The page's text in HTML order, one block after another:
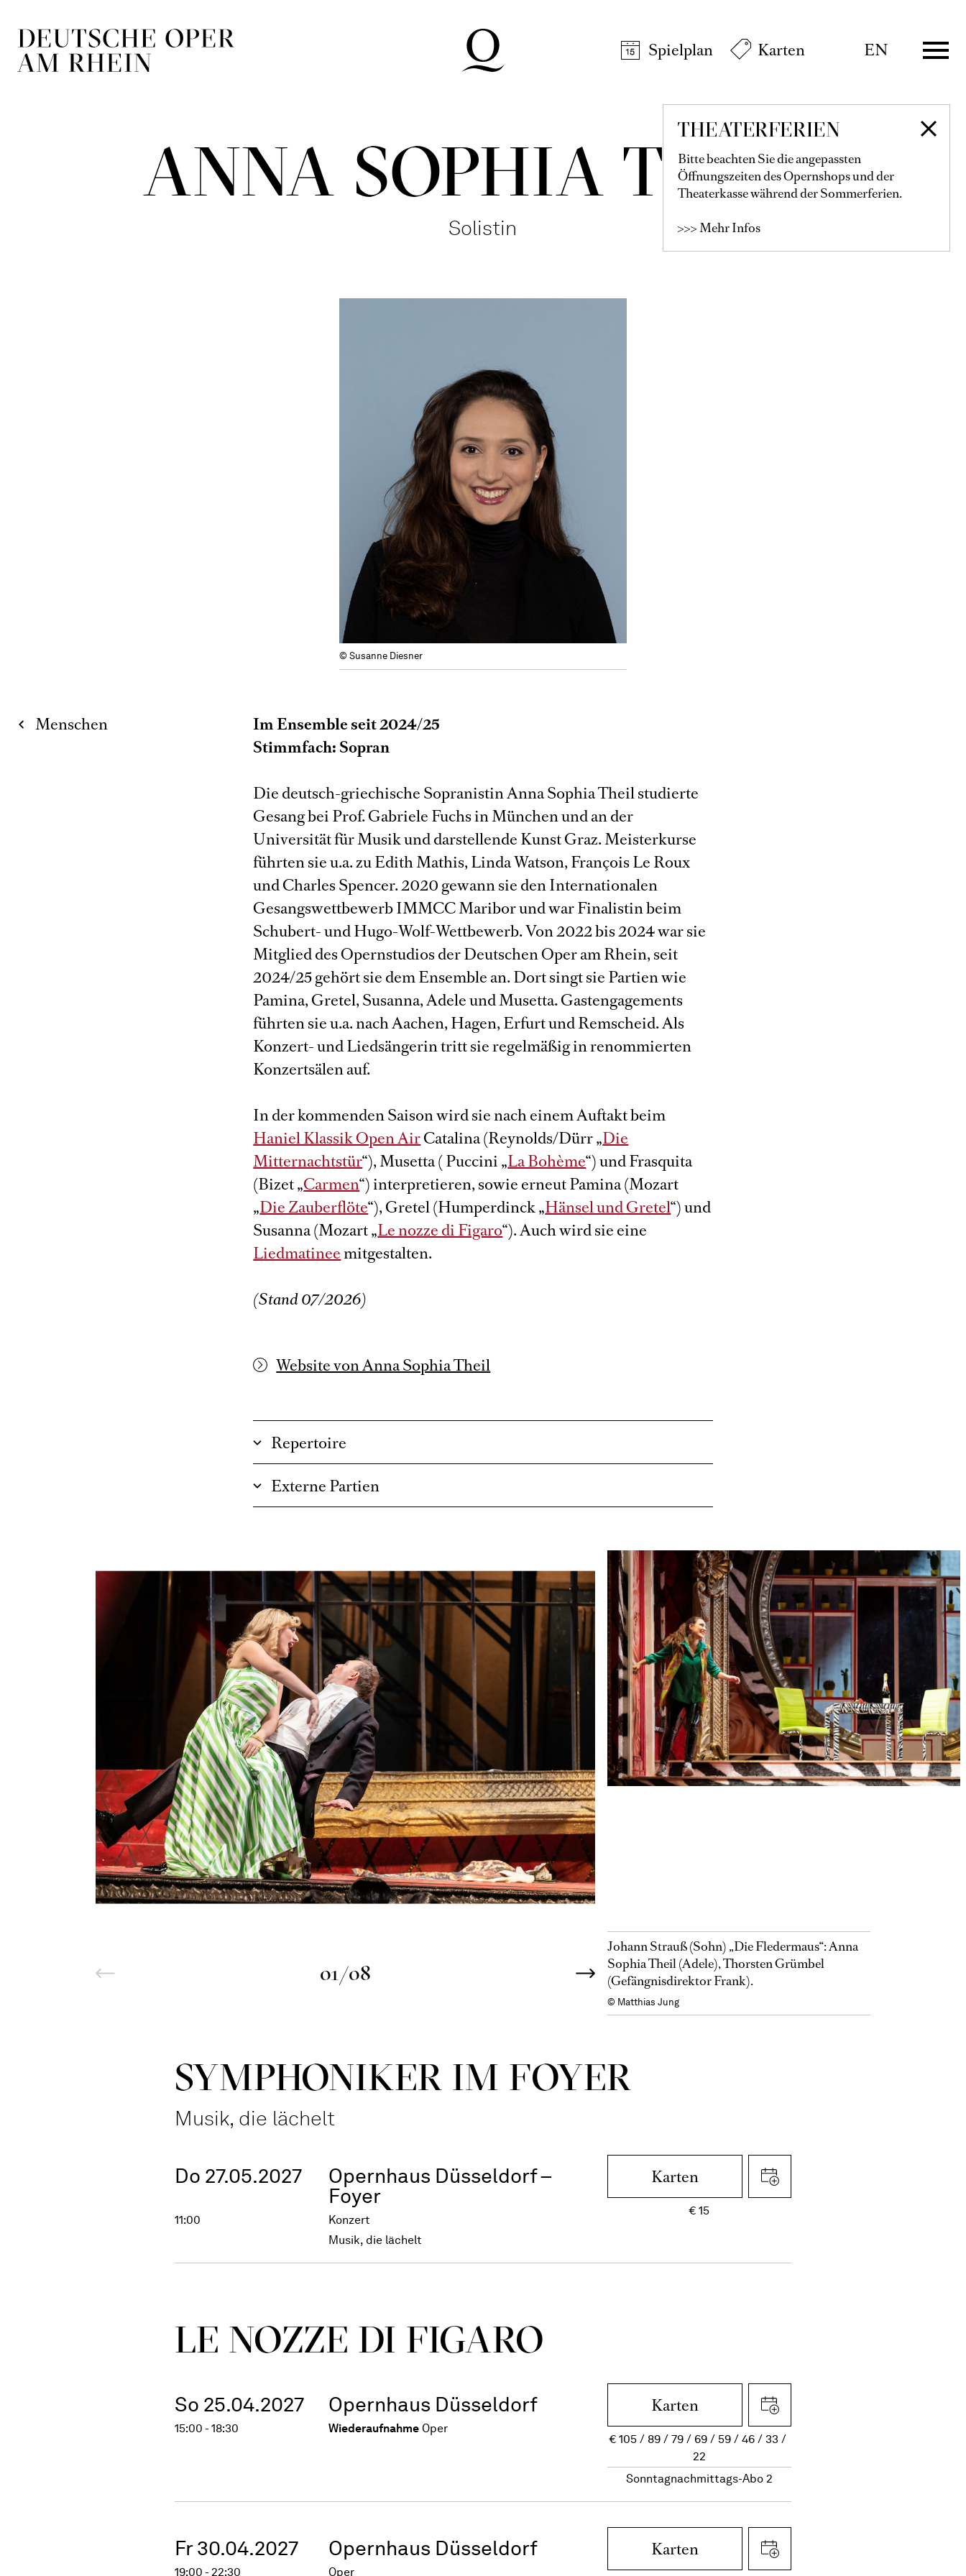
Spielplan
Karten EN
THEATERFERIEN
Bitte beachten Sie die angepassten
Öffnungszeiten des Opernshops und der
Theaterkasse während der Sommerferien.
>>> Mehr Infos
ANNA SOPHIA THEIL
Solistin
© Susanne Diesner
Menschen
Im Ensemble seit 2024/25
Stimmfach: Sopran
Die deutsch-griechische Sopranistin Anna Sophia Theil studierte
Gesang bei Prof. Gabriele Fuchs in München und an der
Universität für Musik und darstellende Kunst Graz. Meisterkurse
führten sie u.a. zu Edith Mathis, Linda Watson, François Le Roux
und Charles Spencer. 2020 gewann sie den Internationalen
Gesangswettbewerb IMMCC Maribor und war Finalistin beim
Schubert- und Hugo-Wolf-Wettbewerb. Von 2022 bis 2024 war sie
Mitglied des Opernstudios der Deutschen Oper am Rhein, seit
2024/25 gehört sie dem Ensemble an. Dort singt sie Partien wie
Pamina, Gretel, Susanna, Adele und Musetta. Gastengagements
führten sie u.a. nach Aachen, Hagen, Erfurt und Remscheid. Als
Konzert- und Liedsängerin tritt sie regelmäßig in renommierten
Konzertsälen auf.
In der kommenden Saison wird sie nach einem Auftakt beim
Haniel Klassik Open AirCatalina (Reynolds/Dürr „Die
Mitternachtstür“), Musetta ( Puccini „La Bohème“) und Frasquita
(Bizet „Carmen“) interpretieren, sowie erneut Pamina (Mozart
„Die Zauberflöte“), Gretel (Humperdinck „Hänsel und Gretel“) und
Susanna (Mozart „Le nozze di Figaro“). Auch wird sie eine
Liedmatineemitgestalten.
(Stand 07/2026)
Website von Anna Sophia Theil
Repertoire
Externe Partien
01/08
Johann Strauß (Sohn) „Die Fledermaus“: Anna
Sophia Theil (Adele), Thorsten Grümbel
(Gefängnisdirektor Frank).
© Matthias Jung
SYMPHONIKER IM FOYER
Musik, die lächelt
Do 27.05.2027
Opernhaus Düsseldorf –
Foyer
11:00
Konzert
Musik, die lächelt
Karten
€15
LE NOZZE DI FIGARO
So 25.04.2027 Opernhaus Düsseldorf
15:00 - 18:30 Wiederaufnahme Oper
Karten
€105 89 79 69 59 46
33
22
Sonntagnachmittags-Abo 2
Fr 30.04.2027 Opernhaus Düsseldorf
19:00 - 22:30 Oper
Karten